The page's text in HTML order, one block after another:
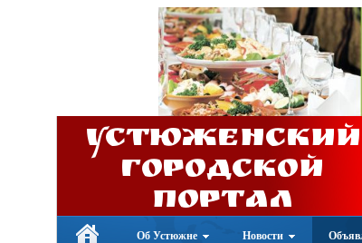
Устюженский
Городской
портал
Об Устюжне Новости